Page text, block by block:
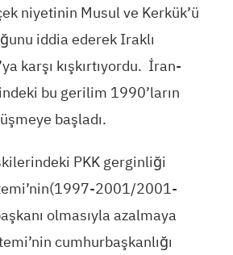
niyetinin Musul ve Kerkük’ü
iddia ederek Iraklı
karşı kışkırtıyordu. İran-
bu gerilim 1990’ların
başladı.
PKK gerginliği
2001/2001-
olmasıyla azalmaya
cumhurbaşkanlığı